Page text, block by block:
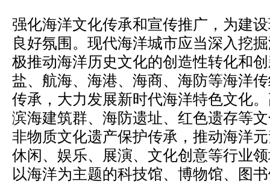
强化海洋文化传承和宣传推广，为建
良好氛围。现代海洋城市应当深入挖
极推动海洋历史文化的创造性转化和
盐、航海、海港、海商、海防等海洋
传承，大力发展新时代海洋特色文化
滨海建筑群、海防遗址、红色遗存等
非物质文化遗产保护传承，推动海洋
休闲、娱乐、展演、文化创意等行业
以海洋为主题的科技馆、博物馆、图